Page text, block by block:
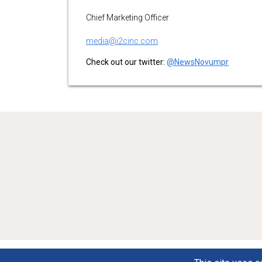
Chief Marketing Officer
media@i2cinc.com
Check out our twitter: @NewsNovumpr